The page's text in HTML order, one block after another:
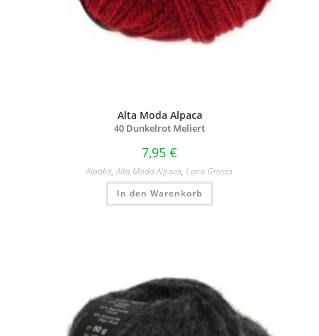
Alta Moda Alpaca
40 Dunkelrot Meliert
7,95 €
Alpaka,Alta Moda Alpaca, Lana Grossa
In den Warenkorb